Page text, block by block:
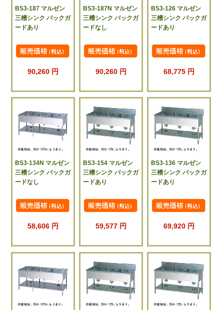
BS3-187 マルゼン
三槽シンク バックガ
ードあり
90,260 円
BS3-187N マルゼン
三槽シンク バックガ
ードなし
90,260 円
BS3-126 マルゼン
三槽シンク バックガ
ードあり
68,775 円
BS3-134N マルゼン
三槽シンク バックガ
ードなし
58,606 円
BS3-154 マルゼン
三槽シンク バックガ
ードあり
59,577 円
BS3-136 マルゼン
三槽シンク バックガ
ードあり
69,920 円